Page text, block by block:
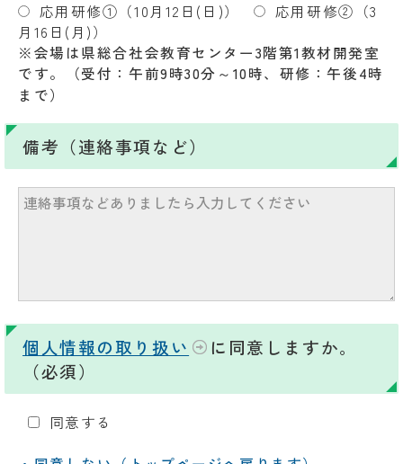
応用研修①（10月12日(日)）
応用研修②（3
月16日(月)）
※会場は県総合社会教育センター3階第1教材開発室
です。（受付：午前9時30分～10時、研修：午後4時
まで）
備考（連絡事項など）
個人情報の取り扱い
に同意しますか。
（必須）
同意する